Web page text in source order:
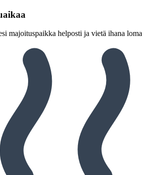
majoituspaikka helposti ja vietä ihana loma